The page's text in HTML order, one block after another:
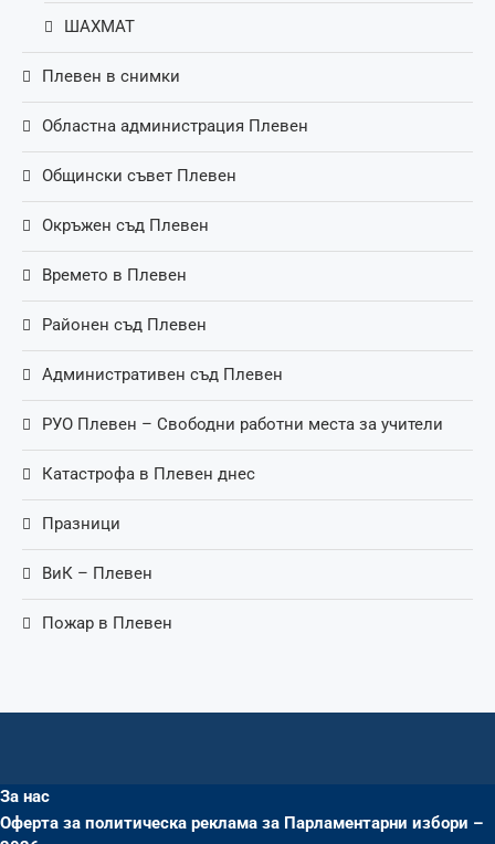
ШАХМАТ
Плевен в снимки
Областна администрация Плевен
Общински съвет Плевен
Окръжен съд Плевен
Времето в Плевен
Районен съд Плевен
Административен съд Плевен
РУО Плевен – Свободни работни места за учители
Катастрофа в Плевен днес
Празници
ВиК – Плевен
Пожар в Плевен
За нас
Оферта за политическа реклама за Парламентарни избори –